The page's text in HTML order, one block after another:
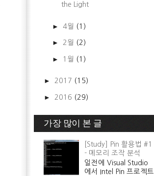
the Light
►4월 (1)
► 2월 (2)
► 1월 (1)
► 2017 (15)
► 2016 (29)
가장 많이 본 글
[Study] Pin 활용법 #1
- 메모리 조작 분석
일전에 Visual Studio
에서 Intel Pin 프로젝트